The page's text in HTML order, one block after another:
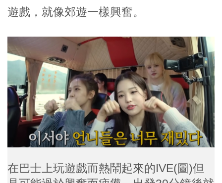
遊戲，就像郊遊一樣興奮。
在巴士上玩遊戲而熱鬧起來的IVE(圖)但